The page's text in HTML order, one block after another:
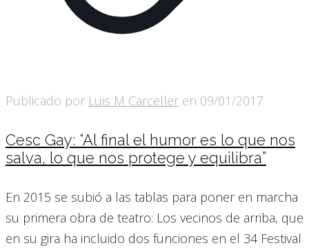
Publicado por Luis M Carceller en 09/01/2017
Cesc Gay: “Al final el humor es lo que nos
salva, lo que nos protege y equilibra”
En 2015 se subió a las tablas para poner en marcha
su primera obra de teatro: Los vecinos de arriba, que
en su gira ha incluido dos funciones en el 34 Festival